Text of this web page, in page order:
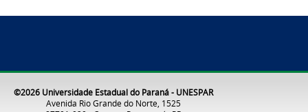
©2026 Universidade Estadual do Paraná - UNESPAR
Avenida Rio Grande do Norte, 1525